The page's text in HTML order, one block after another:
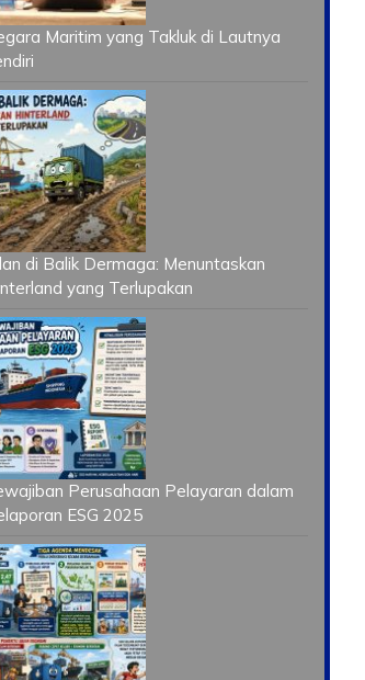
Maritim yang Takluk di Lautnya
di Balik Dermaga: Menuntaskan
yang Terlupakan
Perusahaan Pelayaran dalam
ESG 2025